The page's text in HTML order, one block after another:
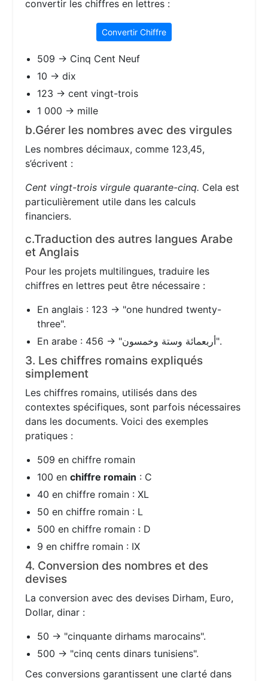
convertir les chiffres en lettres :
Convertir Chiffre
509 → Cinq Cent Neuf
10 → dix
123 → cent vingt-trois
1 000 → mille
b.Gérer les nombres avec des virgules
Les nombres décimaux, comme 123,45,
s’écrivent :
Cent vingt-trois virgule quarante-cinq. Cela est
particulièrement utile dans les calculs
financiers.
c.Traduction des autres langues Arabe
et Anglais
Pour les projets multilingues, traduire les
chiffres en lettres peut être nécessaire :
En anglais : 123 → "one hundred twenty-
three".
En arabe : 456 → "أربعمائة وستة وخمسون".
3. Les chiffres romains expliqués
simplement
Les chiffres romains, utilisés dans des
contextes spécifiques, sont parfois nécessaires
dans les documents. Voici des exemples
pratiques :
509 en chiffre romain
100 enchiffre romain : C
40 en chiffre romain : XL
50 en chiffre romain : L
500 en chiffre romain : D
9 en chiffre romain : IX
4. Conversion des nombres et des
devises
La conversion avec des devises Dirham, Euro,
Dollar, dinar :
50 → "cinquante dirhams marocains".
500 → "cinq cents dinars tunisiens".
Ces conversions garantissent une clarté dans